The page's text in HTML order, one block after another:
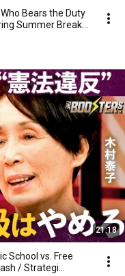
Bears the Duty
Summer Break?
21:18
School vs. Free
/ Strategi...